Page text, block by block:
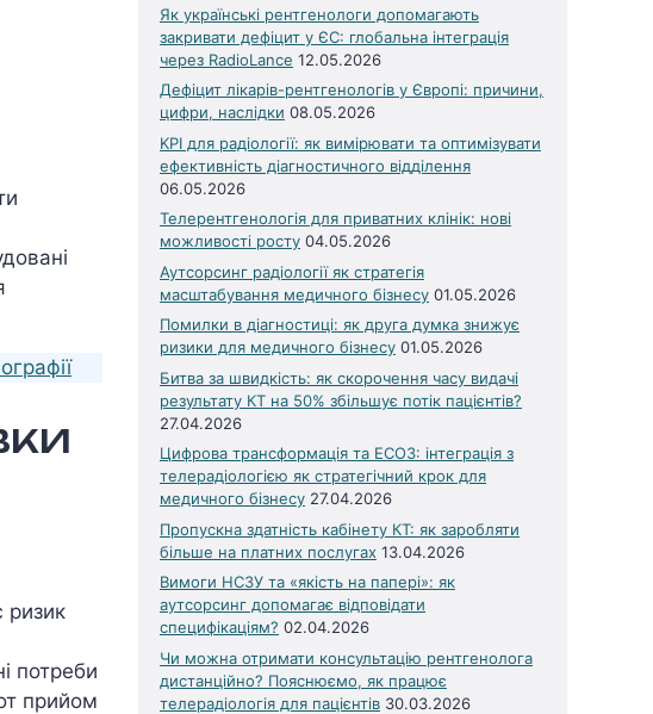
ризик
потреби
прийом
Як українські рентгенологи допомагають
закривати дефіцит у ЄС: глобальна інтеграція
через RadioLance 12.05.2026
Дефіцит лікарів-рентгенологів у Європі: причини,
цифри, наслідки 08.05.2026
KPI для радіології: як вимірювати та оптимізувати
ефективність діагностичного відділення
06.05.2026
Телерентгенологія для приватних клінік: нові
можливості росту 04.05.2026
Аутсорсинг радіології як стратегія
масштабування медичного бізнесу 01.05.2026
Помилки в діагностиці: як друга думка знижує
ризики для медичного бізнесу 01.05.2026
Битва за швидкість: як скорочення часу видачі
результату КТ на 50% збільшує потік пацієнтів?
27.04.2026
Цифрова трансформація та ЕСОЗ: інтеграція з
телерадіологією як стратегічний крок для
медичного бізнесу 27.04.2026
Пропускна здатність кабінету КТ: як заробляти
більше на платних послугах 13.04.2026
Вимоги НСЗУ та «якість на папері»: як
аутсорсинг допомагає відповідати
специфікаціям? 02.04.2026
Чи можна отримати консультацію рентгенолога
дистанційно? Пояснюємо, як працює
телерадіологія для пацієнтів 30.03.2026